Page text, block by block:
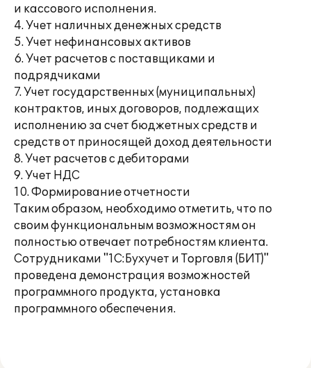
и кассового исполнения.
4. Учет наличных денежных средств
5. Учет нефинансовых активов
6. Учет расчетов с поставщиками и
подрядчиками
7. Учет государственных (муниципальных)
контрактов, иных договоров, подлежащих
исполнению за счет бюджетных средств и
средств от приносящей доход деятельности
8. Учет расчетов с дебиторами
9. Учет НДС
10. Формирование отчетности
Таким образом, необходимо отметить, что по
своим функциональным возможностям он
полностью отвечает потребностям клиента.
Сотрудниками "1С:Бухучет и Торговля (БИТ)"
проведена демонстрация возможностей
программного продукта, установка
программного обеспечения.